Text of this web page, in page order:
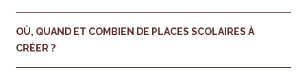
OÙ, QUAND ET COMBIEN DE PLACES SCOLAIRES À
CRÉER ?